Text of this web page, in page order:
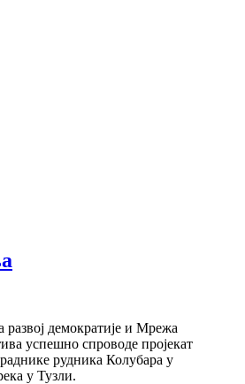
развој демократије и Мрежа
успешно спроводе пројекат
рудника Колубара у
у Тузли.